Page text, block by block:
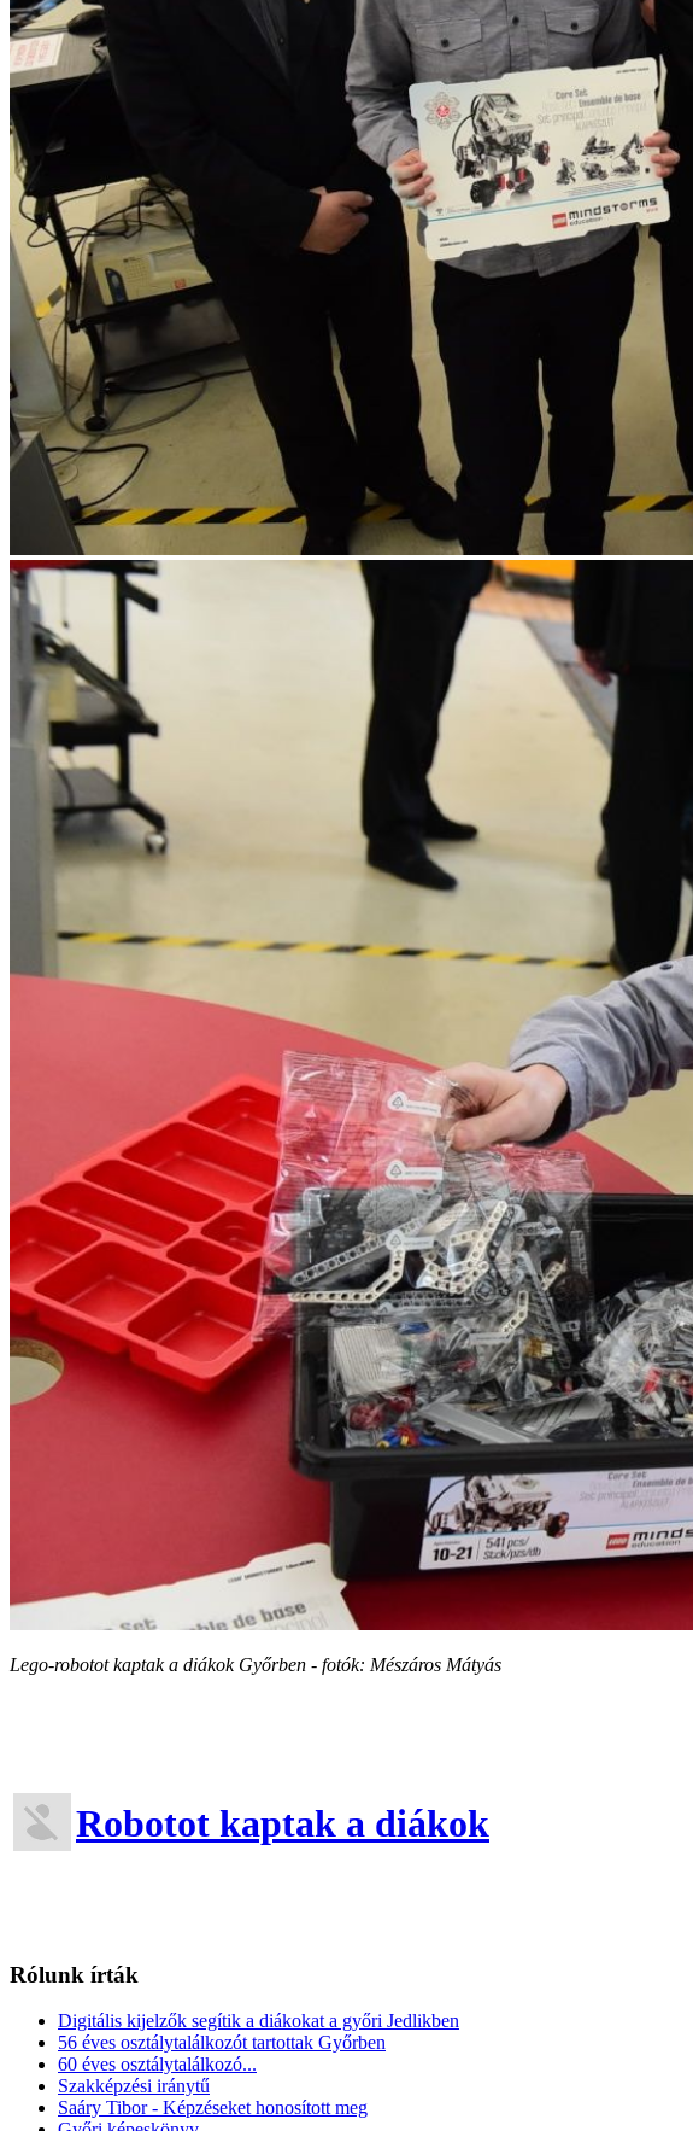
Lego-robotot kaptak a diákok Győrben - fotók: Mészáros Mátyás
Robotot kaptak a diákok
Rólunk írták
Digitális kijelzők segítik a diákokat a győri Jedlikben
56 éves osztálytalálkozót tartottak Győrben
60 éves osztálytalálkozó...
Szakképzési iránytű
Saáry Tibor - Képzéseket honosított meg